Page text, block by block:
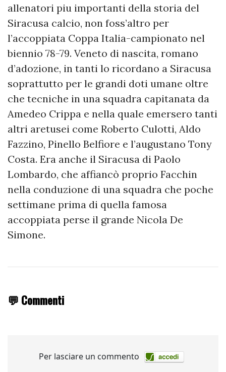
allenatori piu importanti della storia del
Siracusa calcio, non foss’altro per
l’accoppiata Coppa Italia-campionato nel
biennio 78-79. Veneto di nascita, romano
d’adozione, in tanti lo ricordano a Siracusa
soprattutto per le grandi doti umane oltre
che tecniche in una squadra capitanata da
Amedeo Crippa e nella quale emersero tanti
altri aretusei come Roberto Culotti, Aldo
Fazzino, Pinello Belfiore e l’augustano Tony
Costa. Era anche il Siracusa di Paolo
Lombardo, che affiancò proprio Facchin
nella conduzione di una squadra che poche
settimane prima di quella famosa
accoppiata perse il grande Nicola De
Simone.
💬 Commenti